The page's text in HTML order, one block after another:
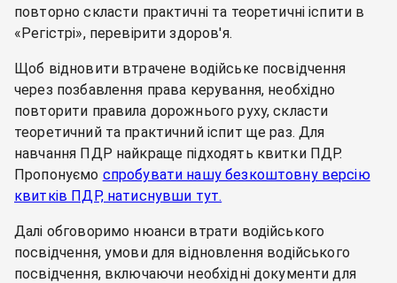
повторно скласти практичні та теоретичні іспити в
«Регістрі», перевірити здоров'я.
Щоб відновити втрачене водійське посвідчення
через позбавлення права керування, необхідно
повторити правила дорожнього руху, скласти
теоретичний та практичний іспит ще раз. Для
навчання ПДР найкраще підходять квитки ПДР.
Пропонуємо спробувати нашу безкоштовну версію
квитків ПДР, натиснувши тут.
Далі обговоримо нюанси втрати водійського
посвідчення, умови для відновлення водійського
посвідчення, включаючи необхідні документи для